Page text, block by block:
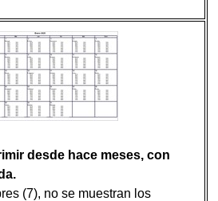
desde hace meses, con
(7), no se muestran los